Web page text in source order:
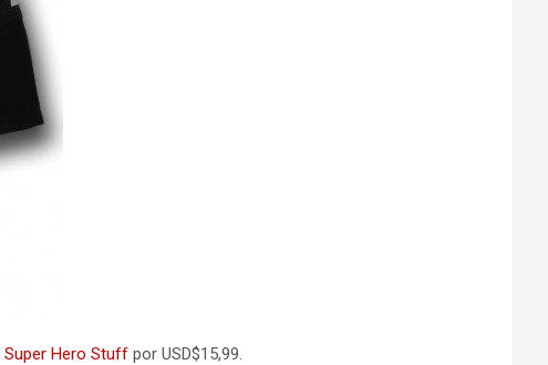
Super Hero Stuff por USD$15,99.